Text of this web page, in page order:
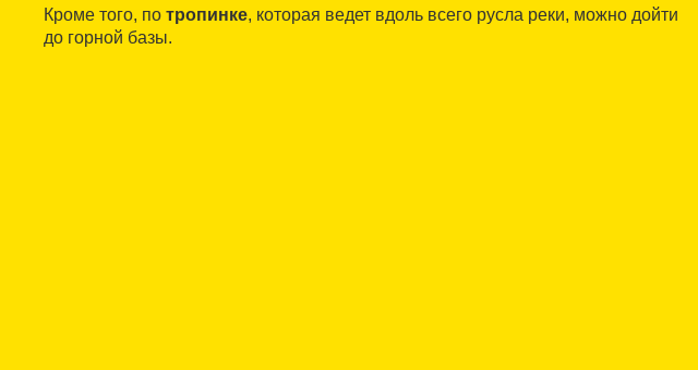
Кроме того, по тропинке, которая ведет вдоль всего русла реки, можно дойти
до горной базы.